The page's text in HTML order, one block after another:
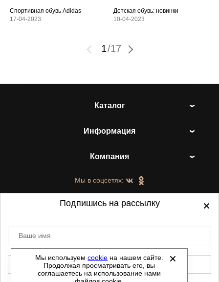
Спортивная обувь Adidas
17-04-2023
Детская обувь: новинки
10-04-2023
1/17
Каталог
Информация
Компания
Мы в соцсетях:
©2021-2026 - ShoesTown.ru - все права
защищены.
Данный сайт не является интернет магазином и
не является публичной офертой.
Мы используемcookie на нашем сайте.
Продолжая просматривать его, вы
соглашаетесь на использование нами
Подпишись на рассылку
Ваше имя